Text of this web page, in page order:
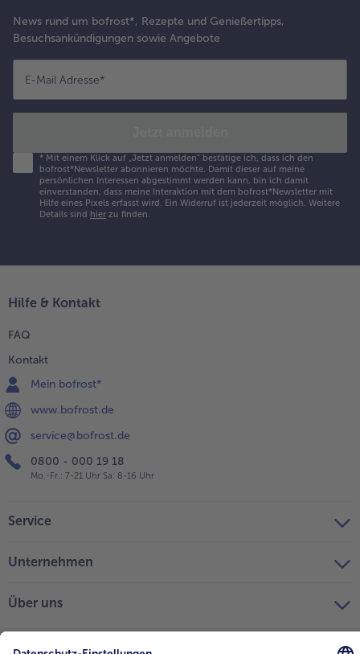
News rund um bofrost*, Rezepte und Genießertipps,
Besuchsankündigungen sowie Angebote
E-Mail Adresse*
* Mit einem Klick auf „Jetzt anmelden" bestätige ich, dass ich den
bofrost*Newsletter abonnieren möchte. Damit dieser auf meine
persönlichen Interessen abgestimmt werden kann, bin ich damit
einverstanden, dass meine Interaktion mit dem bofrost*Newsletter mit
Hilfe eines Pixels erfasst wird. Ein Widerruf ist jederzeit möglich. Weitere
Details sind hier zu finden.
Hilfe & Kontakt
FAQ
Kontakt
Mein bofrost*
www.bofrost.de
service@bofrost.de
0800 - 000 19 18
Mo.-Fr.: 7-21 Uhr Sa: 8-16 Uhr
Service
Unternehmen
Über uns